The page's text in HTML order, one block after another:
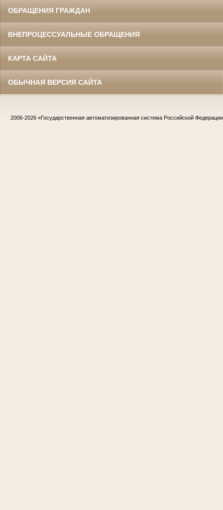
ОБРАЩЕНИЯ ГРАЖДАН
ВНЕПРОЦЕССУАЛЬНЫЕ ОБРАЩЕНИЯ
КАРТА САЙТА
ОБЫЧНАЯ ВЕРСИЯ САЙТА
2006-2026 «Государственная автоматизированная система Российской